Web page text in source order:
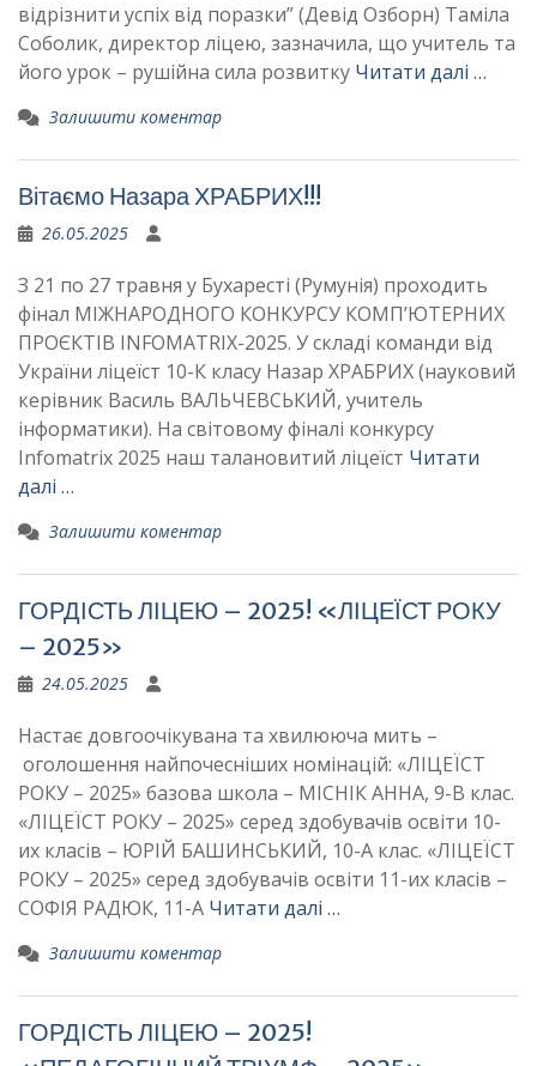
відрізнити успіх від поразки” (Девід Озборн) Таміла
Соболик, директор ліцею, зазначила, що учитель та
його урок – рушійна сила розвитку Читати далі …
Залишити коментар
Вітаємо Назара ХРАБРИХ!!!
26.05.2025
З 21 по 27 травня у Бухаресті (Румунія) проходить
фінал МІЖНАРОДНОГО КОНКУРСУ КОМП’ЮТЕРНИХ
ПРОЄКТІВ INFOMATRIX-2025. У складі команди від
України ліцеїст 10-К класу Назар ХРАБРИХ (науковий
керівник Василь ВАЛЬЧЕВСЬКИЙ, учитель
інформатики). На світовому фіналі конкурсу
Infomatrix 2025 наш талановитий ліцеїст Читати
далі …
Залишити коментар
ГОРДІСТЬ ЛІЦЕЮ – 2025! «ЛІЦЕЇСТ РОКУ
– 2025»
24.05.2025
Настає довгоочікувана та хвилююча мить –
оголошення найпочесніших номінацій: «ЛІЦЕЇСТ
РОКУ – 2025» базова школа – МІСНІК АННА, 9-В клас.
«ЛІЦЕЇСТ РОКУ – 2025» серед здобувачів освіти 10-
их класів – ЮРІЙ БАШИНСЬКИЙ, 10-А клас. «ЛІЦЕЇСТ
РОКУ – 2025» серед здобувачів освіти 11-их класів –
СОФІЯ РАДЮК, 11-А Читати далі …
Залишити коментар
ГОРДІСТЬ ЛІЦЕЮ – 2025!